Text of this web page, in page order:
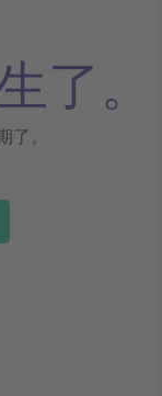
了。
。